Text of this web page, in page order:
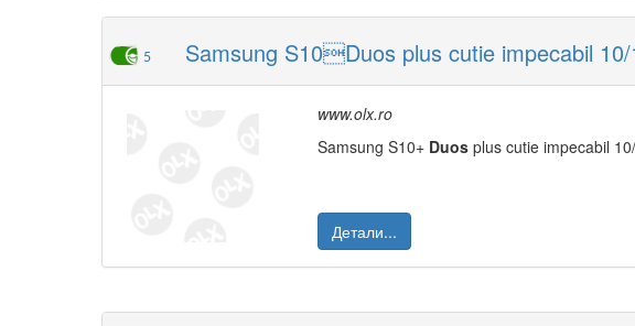
5 Samsung S10Duos plus cutie impecabil
www.olx.ro
Samsung S10+ Duos plus cutie impecabil
Детали...